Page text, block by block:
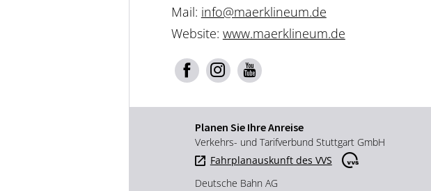
Mail: info@maerklineum.de
Website: www.maerklineum.de
Planen Sie Ihre Anreise
Verkehrs- und Tarifverbund Stuttgart GmbH
Fahrplanauskunft des VVS
Deutsche Bahn AG